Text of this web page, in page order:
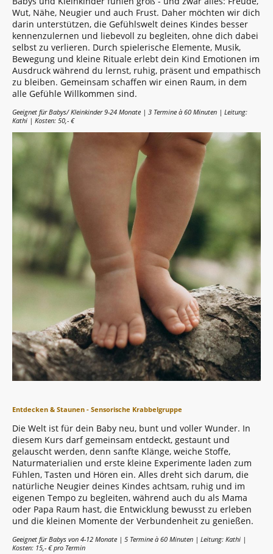
Wut, Nähe, Neugier und auch Frust. Daher möchten wir dich
darin unterstützen, die Gefühlswelt deines Kindes besser
kennenzulernen und liebevoll zu begleiten, ohne dich dabei
selbst zu verlieren. Durch spielerische Elemente, Musik,
Bewegung und kleine Rituale erlebt dein Kind Emotionen im
Ausdruck während du lernst, ruhig, präsent und empathisch
zu bleiben. Gemeinsam schaffen wir einen Raum, in dem
alle Gefühle Willkommen sind.
Geeignet für Babys/ Kleinkinder 9-24 Monate | 3 Termine à 60 Minuten | Leitung:
Kathi | Kosten: 50,- €
Entdecken & Staunen - Sensorische Krabbelgruppe
Die Welt ist für dein Baby neu, bunt und voller Wunder. In
diesem Kurs darf gemeinsam entdeckt, gestaunt und
gelauscht werden, denn sanfte Klänge, weiche Stoffe,
Naturmaterialien und erste kleine Experimente laden zum
Fühlen, Tasten und Hören ein. Alles dreht sich darum, die
natürliche Neugier deines Kindes achtsam, ruhig und im
eigenen Tempo zu begleiten, während auch du als Mama
oder Papa Raum hast, die Entwicklung bewusst zu erleben
und die kleinen Momente der Verbundenheit zu genießen.
Geeignet für Babys von 4-12 Monate | 5 Termine à 60 Minuten | Leitung: Kathi |
Kosten: 15,- € pro Termin